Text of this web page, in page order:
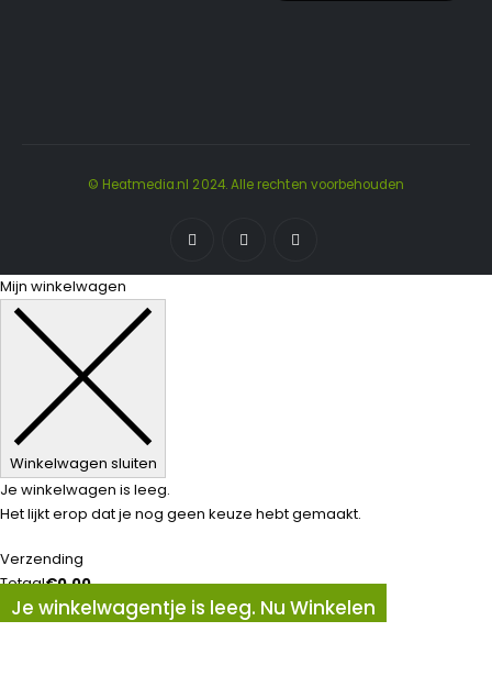
© Heatmedia.nl 2024. Alle rechten voorbehouden
Mijn winkelwagen
Winkelwagen sluiten
Je winkelwagen is leeg.
Het lijkt erop dat je nog geen keuze hebt gemaakt.
Verzending
Totaal€0,00
Je winkelwagentje is leeg. Nu Winkelen